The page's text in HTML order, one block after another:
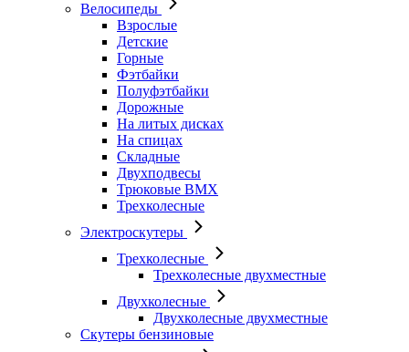
Велосипеды
Взрослые
Детские
Горные
Фэтбайки
Полуфэтбайки
Дорожные
На литых дисках
На спицах
Складные
Двухподвесы
Трюковые BMX
Трехколесные
Электроскутеры
Трехколесные
Трехколесные двухместные
Двухколесные
Двухколесные двухместные
Скутеры бензиновые